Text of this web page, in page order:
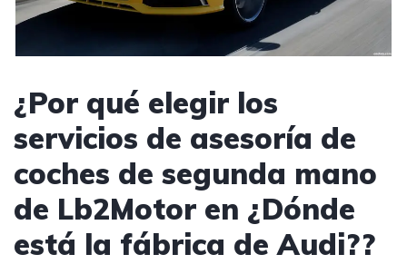
¿Por qué elegir los
servicios de asesoría de
coches de segunda mano
de Lb2Motor en ¿Dónde
está la fábrica de Audi??